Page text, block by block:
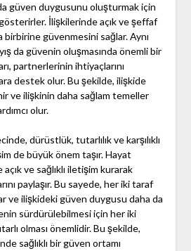
güven duygusunu oluşturmak için
İlişkilerinde açık ve şeffaf
birbirine güvenmesini sağlar. Aynı
da güvenin oluşmasında önemli bir
partnerlerinin ihtiyaçlarını
destek olur. Bu şekilde, ilişkide
ve ilişkinin daha sağlam temeller
olur.
dürüstlük, tutarlılık ve karşılıklı
de büyük önem taşır. Hayat
ve sağlıklı iletişim kurarak
paylaşır. Bu sayede, her iki taraf
ve ilişkideki güven duygusu daha da
sürdürülebilmesi için her iki
olması önemlidir. Bu şekilde,
sağlıklı bir güven ortamı